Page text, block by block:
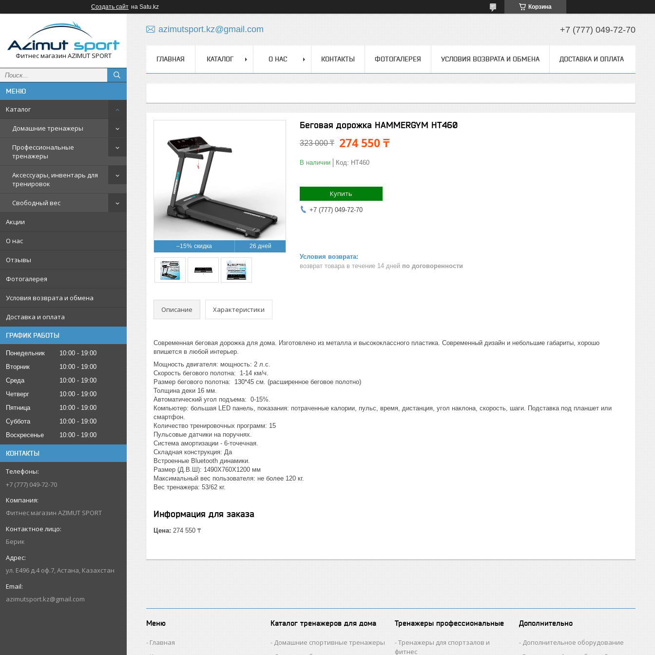
Создать сайт на Satu.kz Корзина
Фитнес магазин AZIMUT SPORT
Каталог
Домашние тренажеры
Профессиональные
тренажеры
Аксессуары, инвентарь для
тренировок
Свободный вес
Акции
О нас
Отзывы
Фотогалерея
Условия возврата и обмена
Доставка и оплата
ГРАФИК РАБОТЫ
Понедельник 10:00
19:00
Вторник
10:00
19:00
Среда
10:00
19:00
Четверг
10:00
19:00
Пятница
10:00
19:00
Суббота
10:00
19:00
Воскресенье
10:00 19:00
КОНТАКТЫ
+7 (777) 049-72-70
Фитнес магазин AZIMUT SPORT
Берик
ул. Е496 д.4 оф.7, Астана, Казахстан
azimutsport.kz@gmail.com
azimutsport.kz@gmail.com +7 (777) 049-72-70
ГЛАВНАЯ КАТАЛОГ О НАС КОНТАКТЫ ФОТОГАЛЕРЕЯ УСЛОВИЯ ВОЗВРАТА И ОБМЕНА ДОСТАВКА И ОПЛАТА
–15% 26 дней
Беговая дорожка HAMMERGYM HT460
323 000 ₸ 274 550 ₸
В наличии Код: HT460
Купить
+7 (777) 049-72-70
возврат товара в течение 14 дней по договоренности
Описание Характеристики
Современная беговая дорожка для дома. Изготовлено из металла и высококлассного пластика. Современный дизайн и небольшие габариты, хорошо
впишется в любой интерьер.
Мощность двигателя: мощность: 2 л.с.
Скорость бегового полотна: 1-14 км/ч.
Размер бегового полотна: 130*45 см. (расширенное беговое полотно)
Толщина деки 16 мм.
Автоматический угол подъема: 0-15%.
Компьютер: большая LED панель, показания: потраченные калории, пульс, время, дистанция, угол наклона, скорость, шаги. Подставка под планшет или
смартфон.
Количество тренировочных программ: 15
Пульсовые датчики на поручнях.
Cистема амортизации - 6-точечная.
Складная конструкция: Да
Встроенные Bluetooth динамики.
Размер (Д.В.Ш): 1490X760X1200 мм
Максимальный вес пользователя: не более 120 кг.
Вес тренажера: 53/62 кг.
Информация для заказа
Цена: 274 550 ₸
Меню
Главная
Каталог тренажеров для дома
Домашние спортивные тренажеры
Тренажеры профессиональные
Тренажеры для спортзалов и
фитнес
Дополнительно
Дополнительное оборудование